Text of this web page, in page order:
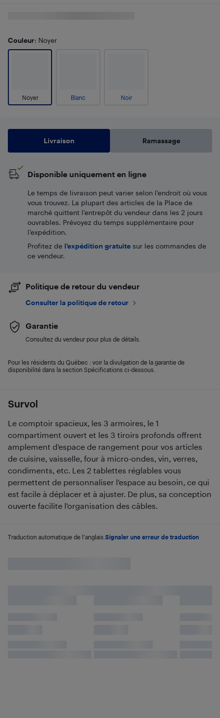
Survol
Le comptoir spacieux, les 3 armoires, le 1
compartiment ouvert et les 3 tiroirs profonds offrent
amplement d'espace de rangement pour vos articles
de cuisine, vaisselle, four à micro-ondes, vin, verres,
condiments, etc. Les 2 tablettes réglables vous
permettent de personnaliser l'espace au besoin, ce qui
est facile à déplacer et à ajuster. De plus, sa conception
ouverte facilite l'organisation des câbles.
Traduction automatique de l'anglais. Signaler une erreur de traduction
Couleur: Noyer
Noyer Blanc Noir
Livraison Ramassage
Disponible uniquement en ligne
Le temps de livraison peut varier selon l'endroit où vous
vous trouvez. La plupart des articles de la Place de
marché quittent l’entrepôt du vendeur dans les 2 jours
ouvrables. Prévoyez du temps supplémentaire pour
l’expédition.
Profitez de l'expédition gratuite sur les commandes de
ce vendeur.
Politique de retour du vendeur
Consulter la politique de retour
Garantie
Consultez du vendeur pour plus de détails.
Pour les résidents du Québec : voir la divulgation de la garantie de
disponibilité dans la section Spécifications ci-dessous.